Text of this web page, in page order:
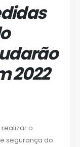
DO
TRABALHO
PARA
2022
2022
o
segurança do